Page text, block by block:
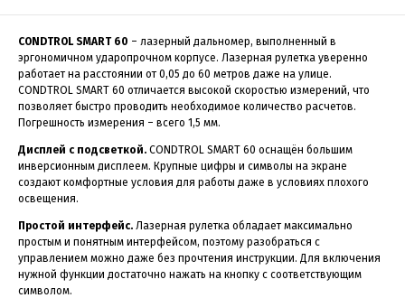
CONDTROL SMART 60 – лазерный дальномер, выполненный в
эргономичном ударопрочном корпусе. Лазерная рулетка уверенно
работает на расстоянии от 0,05 до 60 метров даже на улице.
CONDTROL SMART 60 отличается высокой скоростью измерений, что
позволяет быстро проводить необходимое количество расчетов.
Погрешность измерения – всего 1,5 мм.
Дисплей с подсветкой. CONDTROL SMART 60 оснащён большим
инверсионным дисплеем. Крупные цифры и символы на экране
создают комфортные условия для работы даже в условиях плохого
освещения.
Простой интерфейс. Лазерная рулетка обладает максимально
простым и понятным интерфейсом, поэтому разобраться с
управлением можно даже без прочтения инструкции. Для включения
нужной функции достаточно нажать на кнопку с соответствующим
символом.